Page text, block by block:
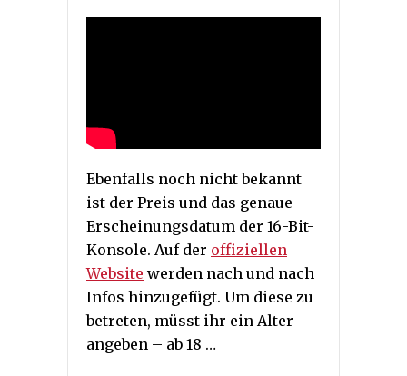
Ebenfalls noch nicht bekannt
ist der Preis und das genaue
Erscheinungsdatum der 16-Bit-
Konsole. Auf der offiziellen
Website werden nach und nach
Infos hinzugefügt. Um diese zu
betreten, müsst ihr ein Alter
angeben – ab 18 …